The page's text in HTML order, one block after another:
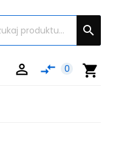

shopping_cart
compare_arrows 0
